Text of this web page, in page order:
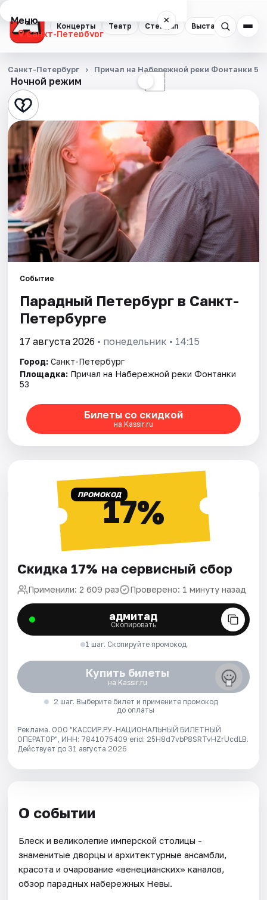
Концерты Театр Стендап Выставки
Меню ×
Санкт-Петербург
Концерты
Театр
Стендап
Выставки
Квесты
Экскурсии
Спорт
События
Города
Площадки
Рейтинги
Ночной режим ☾
Санкт-Петербург Причал на Набережной реки Фонтанки 53
Событие
Парадный Петербург в Санкт-
Петербурге
17 августа 2026 • понедельник • 14:15
Город: Санкт-Петербург
Площадка: Причал на Набережной реки Фонтанки
53
Билеты со скидкой
на Kassir.ru
ПРОМОКОД17%
Скидка 17% на сервисный сбор
Применили: 2 609 раз Проверено: 1 минуту назад
адмитад
Скопировать
1 шаг. Скопируйте промокод
Купить билеты
на Kassir.ru
2 шаг. Выберите билет и примените промокод
до оплаты
Реклама. ООО "КАССИР.РУ-НАЦИОНАЛЬНЫЙ БИЛЕТНЫЙ
ОПЕРАТОР", ИНН: 7841075409 erid: 25H8d7vbP8SRTvHZrUcdLB.
Действует до 31 августа 2026
О событии
Блеск и великолепие имперской столицы -
знаменитые дворцы и архитектурные ансамбли,
красота и очарование «венецианских» каналов,
обзор парадных набережных Невы.